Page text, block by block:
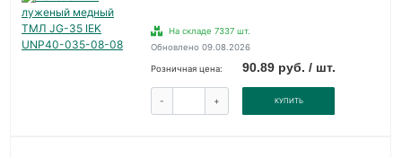
На складе 7337 шт.
Обновлено 09.08.2026
Розничная цена: 90.89 руб. / шт.
- + КУПИТЬ